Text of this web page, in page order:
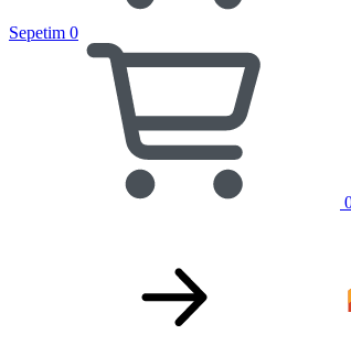
Sepetim 0